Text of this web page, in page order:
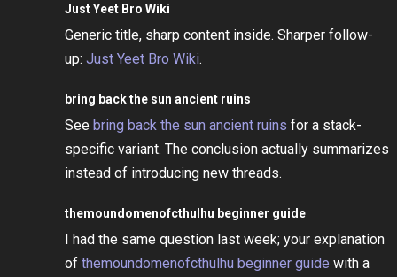
Just Yeet Bro Wiki
Generic title, sharp content inside. Sharper follow-
up: Just Yeet Bro Wiki.
bring back the sun ancient ruins
See bring back the sun ancient ruins for a stack-
specific variant. The conclusion actually summarizes
instead of introducing new threads.
themoundomenofcthulhu beginner guide
I had the same question last week; your explanation
of themoundomenofcthulhu beginner guide with a